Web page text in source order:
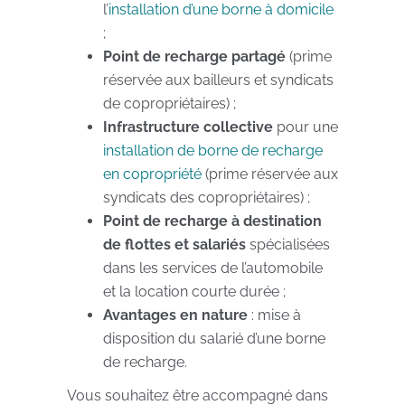
l’installation d’une borne à domicile
;
Point de recharge partagé (prime
réservée aux bailleurs et syndicats
de copropriétaires) ;
Infrastructure collective pour une
installation de borne de recharge
en copropriété (prime réservée aux
syndicats des copropriétaires) ;
Point de recharge à destination
de flottes et salariés spécialisées
dans les services de l’automobile
et la location courte durée ;
Avantages en nature : mise à
disposition du salarié d’une borne
de recharge.
Vous souhaitez être accompagné dans